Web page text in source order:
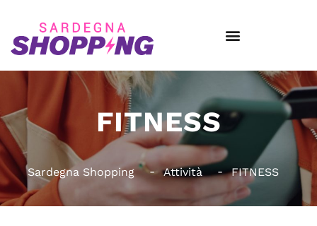
FITNESS
Sardegna Shopping Attività FITNESS